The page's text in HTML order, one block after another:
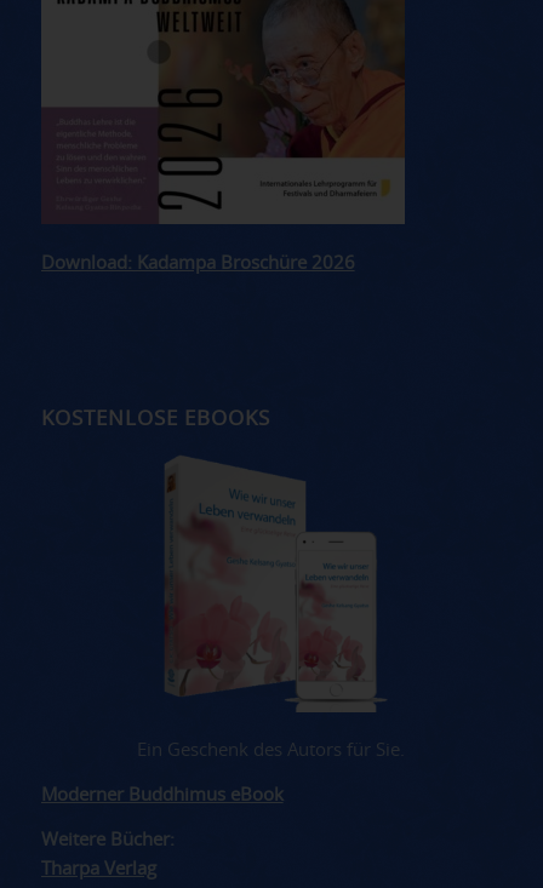
Download: Kadampa Broschüre 2026
KOSTENLOSE EBOOKS
Ein Geschenk des Autors für Sie.
Moderner Buddhimus eBook
Weitere Bücher:
Tharpa Verlag